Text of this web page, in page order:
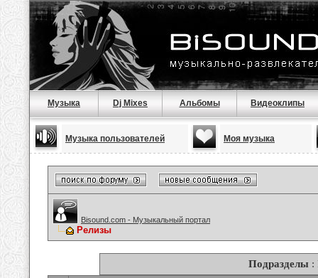
Музыка Dj Mixes Альбомы Видеоклипы
Музыка пользователей Моя музыка
Bisound.com - Музыкальный портал
Релизы
Подразделы :